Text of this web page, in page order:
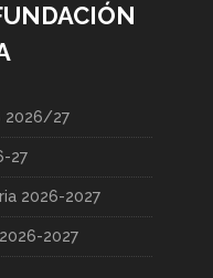
2026/27
27
2026-2027
2027